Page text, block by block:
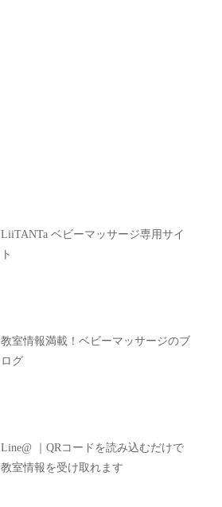
LiiTANTa ベビーマッサージ専用サイ
ト
教室情報満載！ベビーマッサージのブ
ログ
Line@ ｜QRコードを読み込むだけで
教室情報を受け取れます